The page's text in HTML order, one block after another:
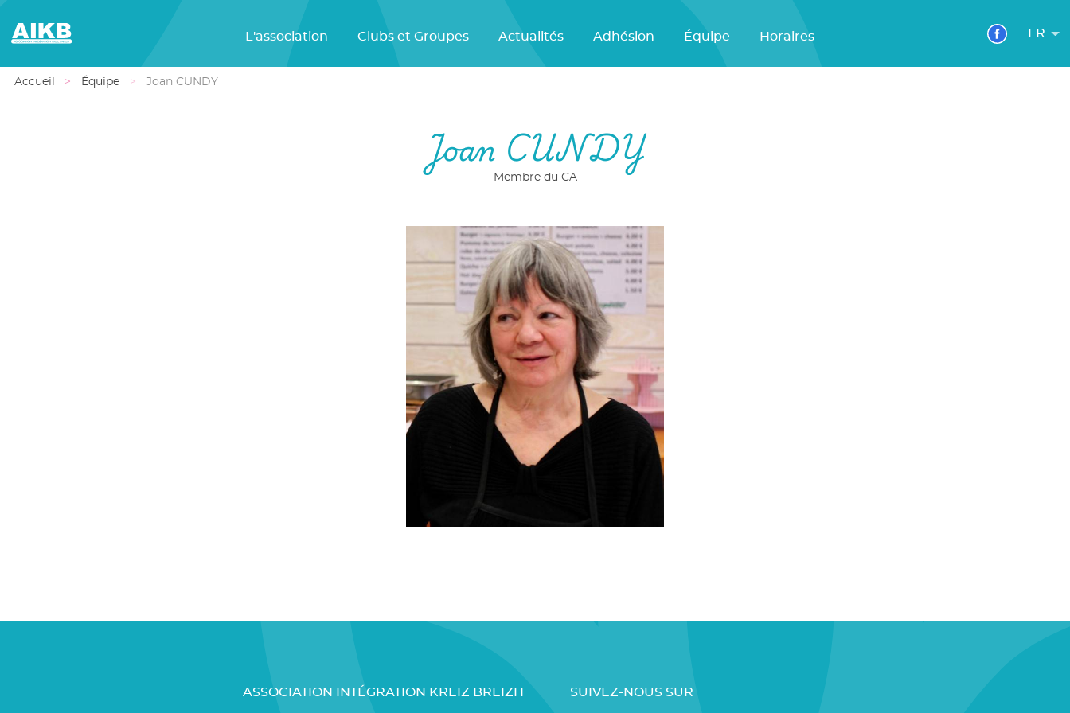
L'association Clubs et Groupes Actualités Adhésion Équipe Horaires FR
Accueil Équipe Joan CUNDY
Joan CUNDY
Membre du CA
ASSOCIATION INTÉGRATION KREIZ BREIZH SUIVEZ-NOUS SUR